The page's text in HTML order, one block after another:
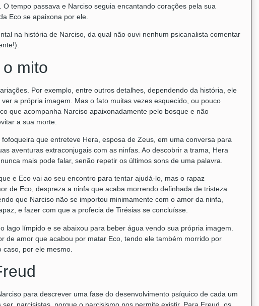
tempo passava e Narciso seguia encantando corações pela sua
Eco se apaixona por ele.
na história de Narciso, da qual não ouvi nenhum psicanalista comentar
mito
Por exemplo, entre outros detalhes, dependendo da história, ele
a própria imagem. Mas o fato muitas vezes esquecido, ou pouco
que acompanha Narciso apaixonadamente pelo bosque e não
a sua morte.
que entreteve Hera, esposa de Zeus, em uma conversa para
aventuras extraconjugais com as ninfas. Ao descobrir a trama, Hera
mais pode falar, senão repetir os últimos sons de uma palavra.
e Eco vai ao seu encontro para tentar ajudá-lo, mas o rapaz
de Eco, despreza a ninfa que acaba morrendo definhada de tristeza.
que Narciso não se importou minimamente com o amor da ninfa,
e fazer com que a profecia de Tirésias se concluísse.
lago límpido e se abaixou para beber água vendo sua própria imagem.
de amor que acabou por matar Eco, tendo ele também morrido por
por ele mesmo.
para descrever uma fase do desenvolvimento psíquico de cada um